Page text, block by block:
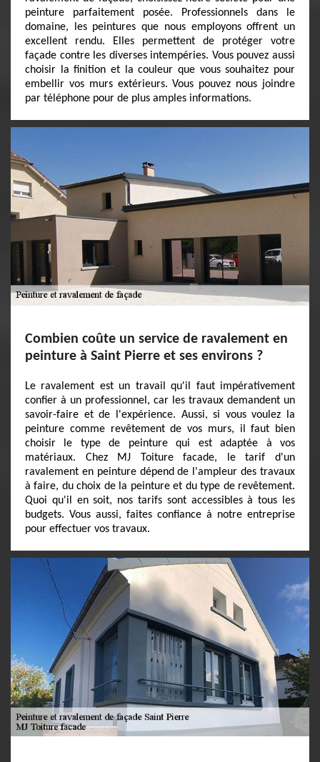
peinture parfaitement posée. Professionnels dans le
domaine, les peintures que nous employons offrent un
excellent rendu. Elles permettent de protéger votre
façade contre les diverses intempéries. Vous pouvez aussi
choisir la finition et la couleur que vous souhaitez pour
embellir vos murs extérieurs. Vous pouvez nous joindre
par téléphone pour de plus amples informations.
Combien coûte un service de ravalement en
peinture à Saint Pierre et ses environs ?
Le ravalement est un travail qu'il faut impérativement
confier à un professionnel, car les travaux demandent un
savoir-faire et de l'expérience. Aussi, si vous voulez la
peinture comme revêtement de vos murs, il faut bien
choisir le type de peinture qui est adaptée à vos
matériaux. Chez MJ Toiture facade, le tarif d'un
ravalement en peinture dépend de l'ampleur des travaux
à faire, du choix de la peinture et du type de revêtement.
Quoi qu'il en soit, nos tarifs sont accessibles à tous les
budgets. Vous aussi, faites confiance à notre entreprise
pour effectuer vos travaux.